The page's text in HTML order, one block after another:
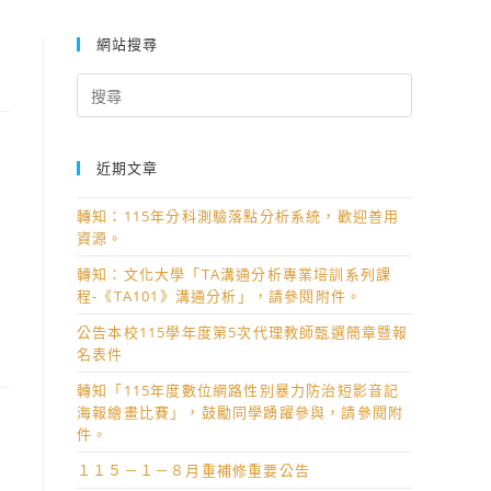
網站搜尋
for:
近期文章
轉知：115年分科測驗落點分析系統，歡迎善用
資源。
轉知：文化大學「TA溝通分析專業培訓系列課
程-《TA101》溝通分析」，請參閱附件。
公告本校115學年度第5次代理教師甄選簡章暨報
名表件
轉知「115年度數位網路性別暴力防治短影音記
海報繪畫比賽」，鼓勵同學踴躍參與，請參閱附
件。
１１５－１－８月重補修重要公告